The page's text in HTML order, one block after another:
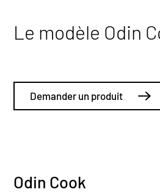
Le modèle Odin
Demander un produit
Odin Cook